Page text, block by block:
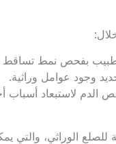
بفحص نمط تساقط
وجود عوامل وراثية.
الدم لاستبعاد أسباب
للصلع الوراثي،